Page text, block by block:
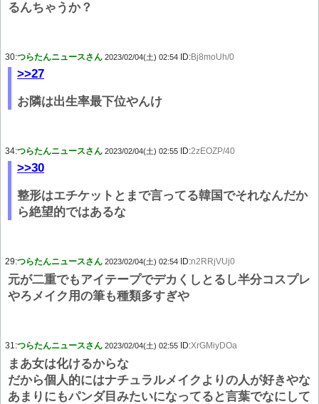
るんちゃうか？
30:つらたんニュースさん 2023/02/04(土) 02:54 ID:Bj8moUh/0
>>27
お隣は出生率最下位やんけ
34:つらたんニュースさん 2023/02/04(土) 02:55 ID:2zEOZP/40
>>30
整形はエチケットとまで言ってる韓国でそれなんだか
ら絶望的ではあるな
29:つらたんニュースさん 2023/02/04(土) 02:54 ID:n2RRjVUj0
元が二重でもアイテープでデカくしとるし半分コスプレ
やろメイク用の筆も種類多すぎや
31:つらたんニュースさん 2023/02/04(土) 02:55 ID:XrGMiyDOa
まあ女は化けるからな
だから個人的にはナチュラルメイクよりの人が好きやな
あまりにもパンダ目みたいになってると言葉でなにして